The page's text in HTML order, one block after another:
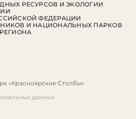
РЕСУРСОВ И ЭКОЛОГИИ
ФЕДЕРАЦИИ
И НАЦИОНАЛЬНЫХ ПАРКОВ
«Красноярские Столбы»
данных